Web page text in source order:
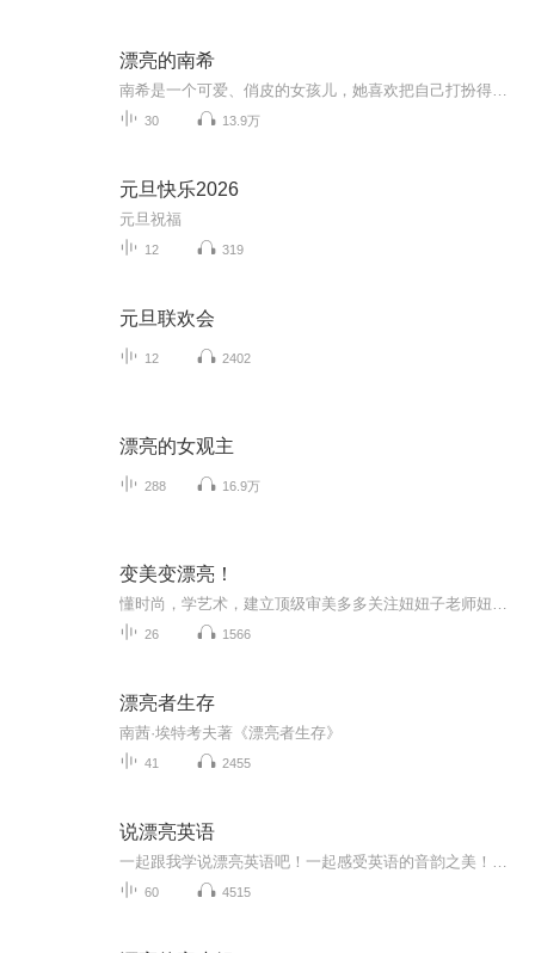
漂亮的南希
30 13.9万
元旦快乐2026
元旦祝福
12 319
元旦联欢会
12 2402
漂亮的女观主
288 16.9万
变美变漂亮！
26 1566
漂亮者生存
南茜·埃特考夫著《漂亮者生存》
41 2455
说漂亮英语
60 4515